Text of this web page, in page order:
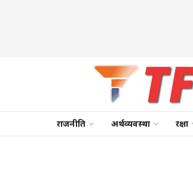
राजनीति अर्थव्यवस्था रक्षा